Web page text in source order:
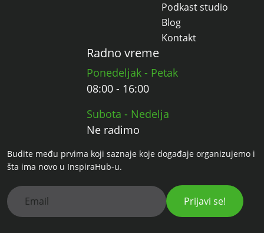
Podkast studio
Blog
Kontakt
Radno vreme
Ponedeljak - Petak
08:00 - 16:00
Subota - Nedelja
Ne radimo
Budite među prvima koji saznaje koje događaje organizujemo i
šta ima novo u InspiraHub-u.
Prijavi se!